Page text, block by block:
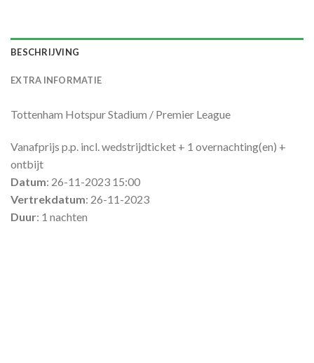
BESCHRIJVING
EXTRA INFORMATIE
Tottenham Hotspur Stadium / Premier League
Vanafprijs p.p. incl. wedstrijdticket + 1 overnachting(en) +
ontbijt
Datum: 26-11-2023 15:00
Vertrekdatum: 26-11-2023
Duur: 1 nachten